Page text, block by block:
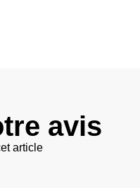
avis
article